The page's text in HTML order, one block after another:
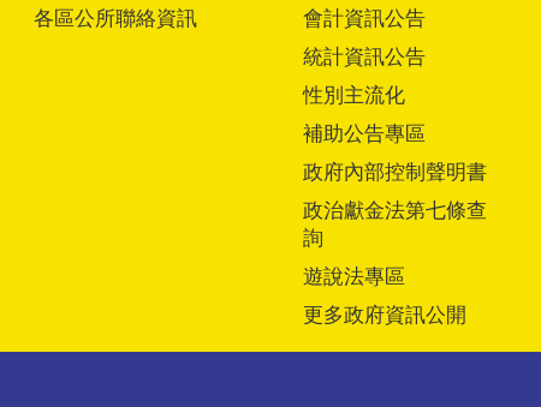
各區公所聯絡資訊
會計資訊公告
統計資訊公告
性別主流化
補助公告專區
政府內部控制聲明書
政治獻金法第七條查
詢
遊說法專區
更多政府資訊公開